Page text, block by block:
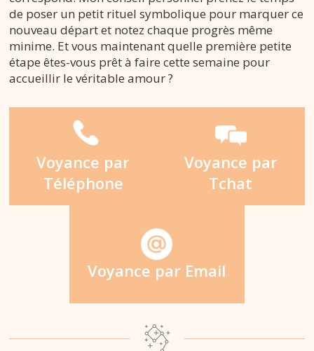
de poser un petit rituel symbolique pour marquer ce
nouveau départ et notez chaque progrès même
minime. Et vous maintenant quelle première petite
étape êtes-vous prêt à faire cette semaine pour
accueillir le véritable amour ?
Voyance par
Téléphone
Voyance par
Tchat
Voyance par Email